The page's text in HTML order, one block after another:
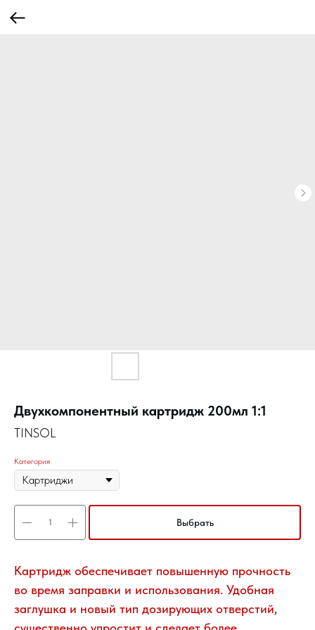
Двухкомпонентный картридж 200мл 1:1
TINSOL
Категория
Выбрать
Картридж обеспечивает повышенную прочность
во время заправки и использования. Удобная
заглушка и новый тип дозирующих отверстий,